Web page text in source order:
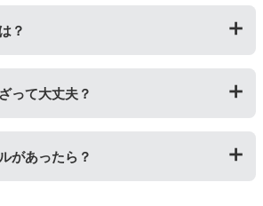
品にはありません。プリンターにイン
入れ間違いに十分ご注意ください。
？
135ml/カラー各70ml
って大丈夫？
クは高品質なので、互換インクを入れ
を使い切った後の方がオススメです。
があったら？